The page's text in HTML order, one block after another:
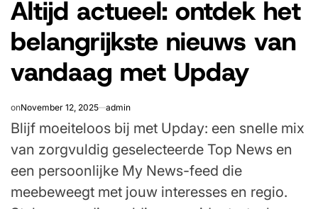
Altijd actueel: ontdek het
belangrijkste nieuws van
vandaag met Upday
onNovember 12, 2025 admin
Blijf moeiteloos bij met Upday: een snelle mix
van zorgvuldig geselecteerde Top News en
een persoonlijke My News-feed die
meebeweegt met jouw interesses en regio.